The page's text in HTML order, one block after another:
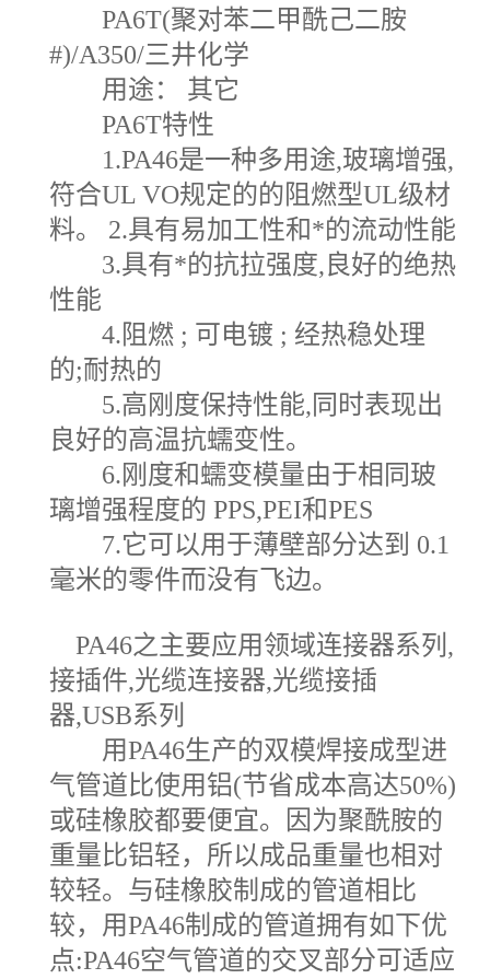
PA6T(聚对苯二甲酰己二胺
#)/A350/三井化学
用途： 其它
PA6T特性
1.PA46是一种多用途,玻璃增强,
符合UL VO规定的的阻燃型UL级材
料。 2.具有易加工性和*的流动性能
3.具有*的抗拉强度,良好的绝热
性能
4.阻燃 ; 可电镀 ; 经热稳处理
的;耐热的
5.高刚度保持性能,同时表现出
良好的高温抗蠕变性。
6.刚度和蠕变模量由于相同玻
璃增强程度的 PPS,PEI和PES
7.它可以用于薄壁部分达到 0.1
毫米的零件而没有飞边。
PA46之主要应用领域连接器系列,
接插件,光缆连接器,光缆接插
器,USB系列
用PA46生产的双模焊接成型进
气管道比使用铝(节省成本高达50%)
或硅橡胶都要便宜。因为聚酰胺的
重量比铝轻，所以成品重量也相对
较轻。与硅橡胶制成的管道相比
较，用PA46制成的管道拥有如下优
点:PA46空气管道的交叉部分可适应